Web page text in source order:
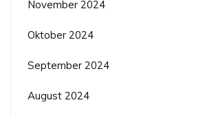
November 2024
Oktober 2024
September 2024
August 2024